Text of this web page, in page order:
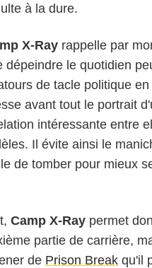
à la dure.
X-Ray rappelle par
dépeindre le quotidien
de tacle politique
avant tout le portrait
intéressante entre
Il évite ainsi le
de tomber pour mieux
Camp X-Ray permet
partie de carrière,
de Prison Break qu'il